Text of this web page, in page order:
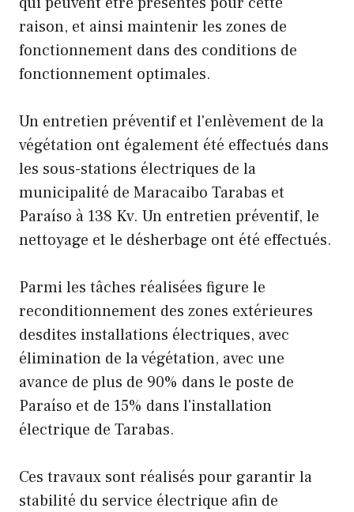
raison, et ainsi maintenir les zones de
fonctionnement dans des conditions de
fonctionnement optimales.
Un entretien préventif et l'enlèvement de la
végétation ont également été effectués dans
les sous-stations électriques de la
municipalité de Maracaibo Tarabas et
Paraíso à 138 Kv. Un entretien préventif, le
nettoyage et le désherbage ont été effectués.
Parmi les tâches réalisées figure le
reconditionnement des zones extérieures
desdites installations électriques, avec
élimination de la végétation, avec une
avance de plus de 90% dans le poste de
Paraíso et de 15% dans l'installation
électrique de Tarabas.
Ces travaux sont réalisés pour garantir la
stabilité du service électrique afin de